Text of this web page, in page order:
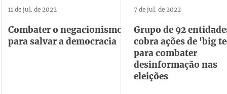
Combater o negacionismo
para salvar a democracia
11 de jul. de 2022
Grupo de 92
cobra ações de 'big
para combater
desinformação nas
eleições
7 de jul. de 2022